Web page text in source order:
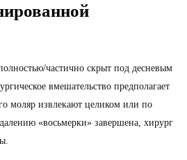
частично скрыт под десневым
вмешательство предполагает
моляр извлекают целиком или по
«восьмерки» завершена, хирург